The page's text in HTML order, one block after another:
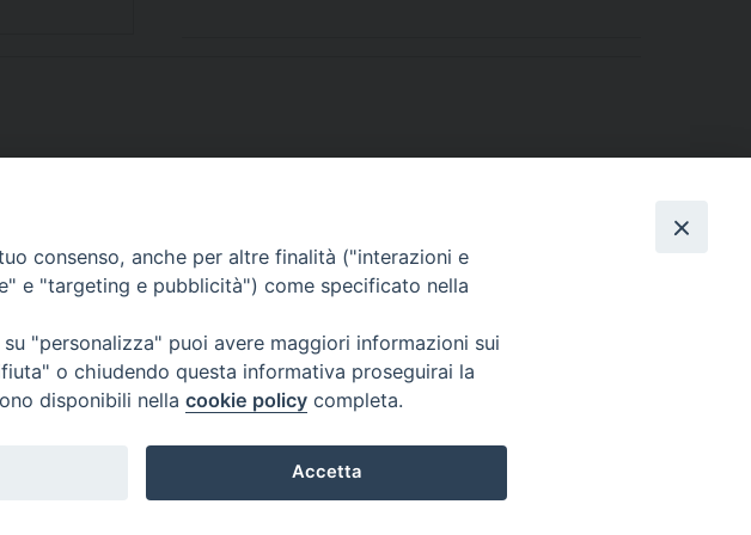
consenso, anche per altre finalità ("interazioni e
e "targeting e pubblicità") come specificato nella
"personalizza" puoi avere maggiori informazioni sui
o chiudendo questa informativa proseguirai la
disponibili nella cookie policy completa.
Accetta